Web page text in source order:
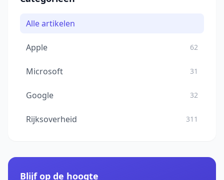
Alle artikelen
Apple 62
Microsoft 31
Google 32
Rijksoverheid 311
Blijf op de hoogte